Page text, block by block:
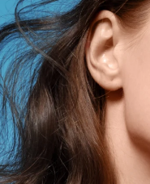
FAQ™ Pure
BREAKING NEWS
issa™ Teeth
English
Français
Polski
Türkçe
简